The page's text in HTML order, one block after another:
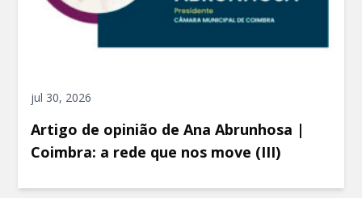
jul 30, 2026
Artigo de opinião de Ana Abrunhosa |
Coimbra: a rede que nos move (III)